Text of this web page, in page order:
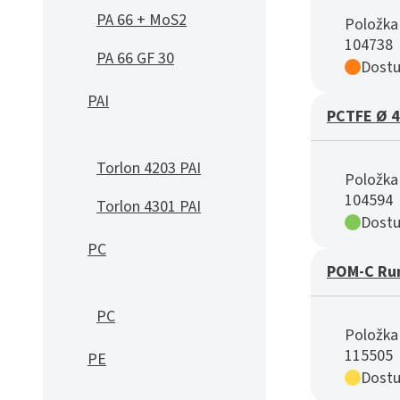
PA 66 + MoS2
PA 66 GF 30
PAI
Torlon 4203 PAI
Torlon 4301 PAI
PC
PC
PE
104738
PCTFE Ø
104594
POM-C
115505